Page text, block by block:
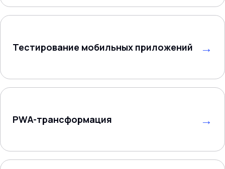
Тестирование мобильных приложений
PWA-трансформация